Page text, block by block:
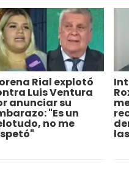
Rial explotó
Luis Ventura
anunciar su
"Es un
no me